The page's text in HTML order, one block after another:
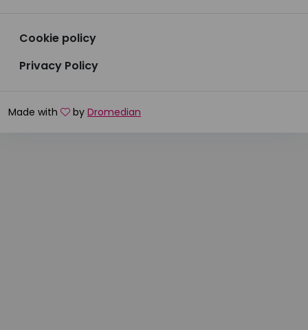
Cookie policy
Privacy Policy
Made with by Dromedian